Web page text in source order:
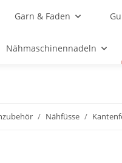
Garn & Faden
Nähmaschinennadeln
Nähfüsse